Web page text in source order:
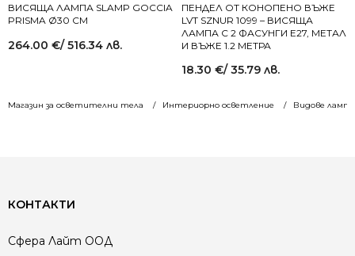
Магазин за осветителни тела Интериорно осветление Видове
ВИСЯЩА ЛАМПА SLAMP GOCCIA
PRISMA Ø30 СМ
264.00 €/ 516.34 лв.
ПЕНДЕЛ ОТ КОНОПЕНО ВЪЖЕ
LVT SZNUR 1099 – ВИСЯЩА
ЛАМПА С 2 ФАСУНГИ E27, МЕТАЛ
И ВЪЖЕ 1.2 МЕТРА
18.30 €/ 35.79 лв.
КОНТАКТИ
Сфера Лайт ООД